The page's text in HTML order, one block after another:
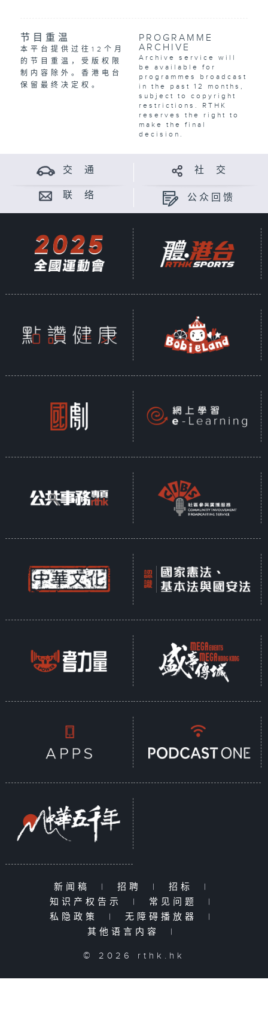
节目重温
本平台提供过往12个月
的节目重温，受版权限
制内容除外。香港电台
保留最终决定权。
PROGRAMME
ARCHIVE
Archive service will
be available for
programmes broadcast
in the past 12 months,
subject to copyright
restrictions. RTHK
reserves the right to
make the final
decision.
交 通 社 交
联 络 公众回馈
新闻稿 | 招聘 | 招标
|
知识产权告示
| 常见问题
|
私隐政策
| 无障碍播放器
|
其他语言内容
|
© 2026 rthk.hk